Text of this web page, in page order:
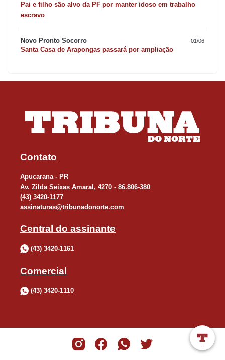
Pai e filho são alvo da PF por manter idoso em trabalho
escravo
Novo Pronto Socorro 01/06
Santa Casa de Arapongas passará por ampliação
Contato
Apucarana - PR
Av. Zilda Seixas Amaral, 4270 - 86.806-380
(43) 3420-1177
assinaturas@tribunadonorte.com
Central do assinante
(43) 3420-1161
Comercial
(43) 3420-1110